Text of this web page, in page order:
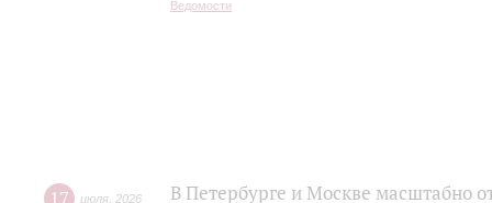
июля 2026 В Петербурге и Москве масштабно